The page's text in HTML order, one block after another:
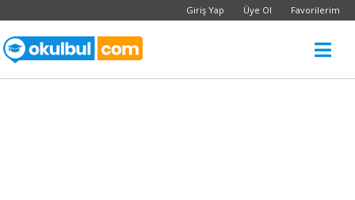
Giriş Yap Üye Ol Favorilerim